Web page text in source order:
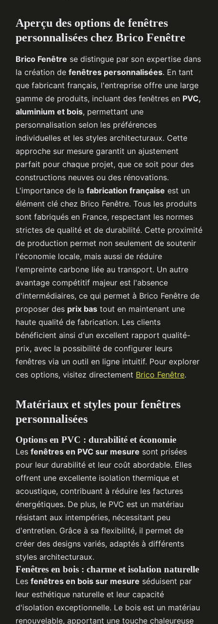
Aperçu des options de fenêtres
personnalisées chez Brico Fenêtre
Brico Fenêtre se distingue par son expertise dans
la création de fenêtres personnalisées. En tant
que fabricant français, l'entreprise offre une large
gamme de produits, incluant des fenêtres en PVC,
aluminium et bois, permettant une
personnalisation selon les préférences
individuelles et les styles architecturaux. Cette
approche sur mesure garantit un ajustement
parfait pour chaque projet, que ce soit pour des
constructions neuves ou des rénovations.
L'importance de la fabrication française est un
élément clé chez Brico Fenêtre. Tous les produits
sont fabriqués en France, respectant les normes
strictes de qualité et de durabilité. Cette proximité
de production permet non seulement de soutenir
l'économie locale, mais aussi de réduire
l'empreinte carbone liée au transport. Un autre
avantage compétitif majeur est l'absence
d'intermédiaires, ce qui permet à Brico Fenêtre de
proposer des prix bas tout en maintenant une
haute qualité de fabrication. Les clients
bénéficient ainsi d'un excellent rapport qualité-
prix, avec la possibilité de configurer leurs
fenêtres via un outil en ligne intuitif. Pour explorer
ces options, visitez directement Brico Fenêtre.
Matériaux et styles pour fenêtres
personnalisées
Options en PVC : durabilité et économie
Les fenêtres en PVC sur mesure sont prisées
pour leur durabilité et leur coût abordable. Elles
offrent une excellente isolation thermique et
acoustique, contribuant à réduire les factures
énergétiques. De plus, le PVC est un matériau
résistant aux intempéries, nécessitant peu
d'entretien. Grâce à sa flexibilité, il permet de
créer des designs variés, adaptés à différents
styles architecturaux.
Fenêtres en bois : charme et isolation naturelle
Les fenêtres en bois sur mesure séduisent par
leur esthétique naturelle et leur capacité
d'isolation exceptionnelle. Le bois est un matériau
renouvelable, apportant une touche chaleureuse